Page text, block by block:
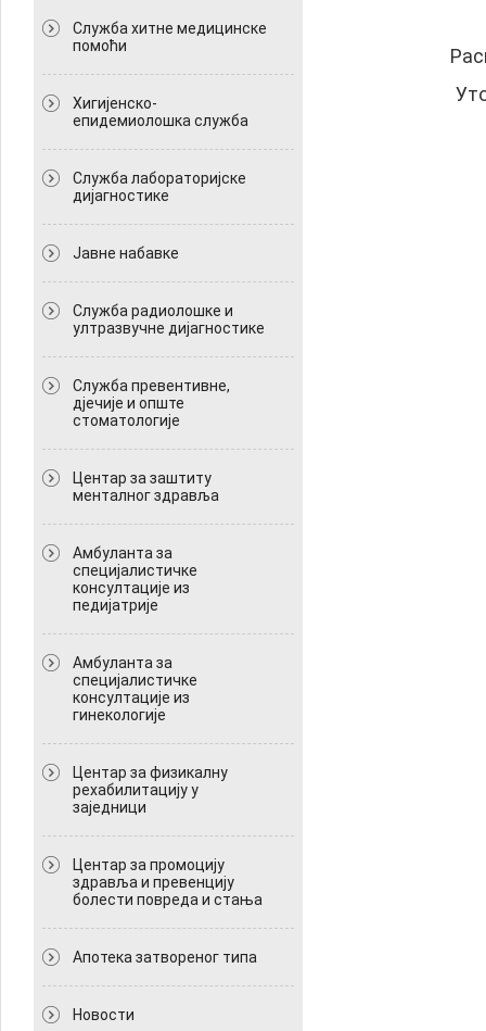
Служба хитне медицинске
помоћи
Хигијенско-
епидемиолошка служба
Служба лабораторијске
дијагностике
Јавне набавке
Служба радиолошке и
ултразвучне дијагностике
Служба превентивне,
дјечије и опште
стоматологије
Центар за заштиту
менталног здравља
Амбуланта за
специјалистичке
консултације из
педијатрије
Амбуланта за
специјалистичке
консултације из
гинекологије
Центар за физикалну
рехабилитацију у
заједници
Центар за промоцију
здравља и превенцију
болести повреда и стања
Апотека затвореног типа
Новости